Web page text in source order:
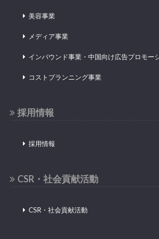
美容事業
メディア事業
インバウンド事業・中国向け広告プロモー
コストプランニング事業
採用情報
採用情報
CSR・社会貢献活動
CSR・社会貢献活動